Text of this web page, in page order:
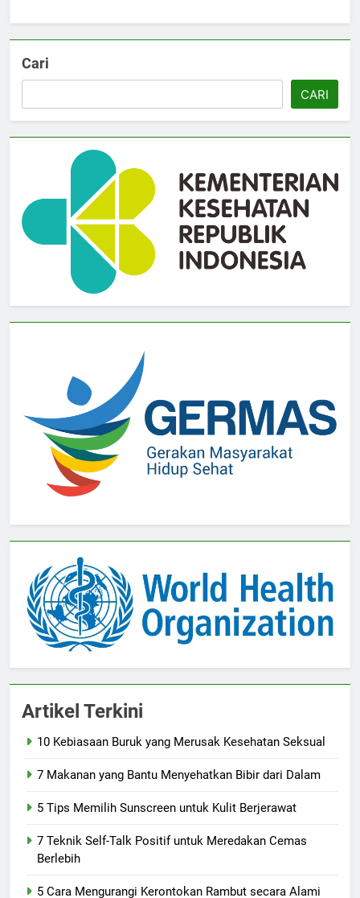
Cari
CARI
Artikel Terkini
10 Kebiasaan Buruk yang Merusak Kesehatan Seksual
7 Makanan yang Bantu Menyehatkan Bibir dari Dalam
5 Tips Memilih Sunscreen untuk Kulit Berjerawat
7 Teknik Self-Talk Positif untuk Meredakan Cemas
Berlebih
5 Cara Mengurangi Kerontokan Rambut secara Alami